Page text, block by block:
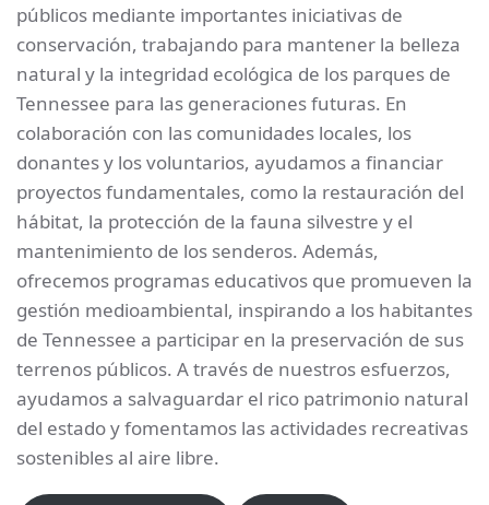
públicos mediante importantes iniciativas de
conservación, trabajando para mantener la belleza
natural y la integridad ecológica de los parques de
Tennessee para las generaciones futuras. En
colaboración con las comunidades locales, los
donantes y los voluntarios, ayudamos a financiar
proyectos fundamentales, como la restauración del
hábitat, la protección de la fauna silvestre y el
mantenimiento de los senderos. Además,
ofrecemos programas educativos que promueven la
gestión medioambiental, inspirando a los habitantes
de Tennessee a participar en la preservación de sus
terrenos públicos. A través de nuestros esfuerzos,
ayudamos a salvaguardar el rico patrimonio natural
del estado y fomentamos las actividades recreativas
sostenibles al aire libre.